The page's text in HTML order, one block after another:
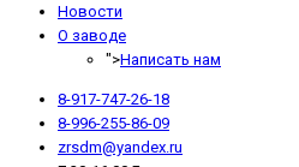
Новости
О заводе
">Написать нам
8-917-747-26-18
8-996-255-86-09
zrsdm@yandex.ru